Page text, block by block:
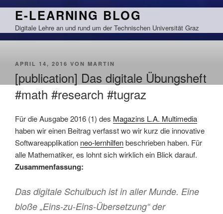
Zum
springen
E-LEARNING BLOG
Digitale Lehre an und rund um der Technischen Universität Graz
VERÖFFENTLICHT
APRIL 14, 2016 VON MARTIN
[publication] Das digitale Übungsheft
#math #research #tugraz
Für die Ausgabe 2016 (1) des Magazins L.A. Multimedia
haben wir einen Beitrag verfasst wo wir kurz die innovative
Softwareapplikation neo-lernhilfenbeschrieben haben. Für
alle Mathematiker, es lohnt sich wirklich ein Blick darauf.
Zusammenfassung:
Das digitale Schulbuch ist in aller Munde. Eine
bloße „Eins-zu-Eins-Übersetzung“ der